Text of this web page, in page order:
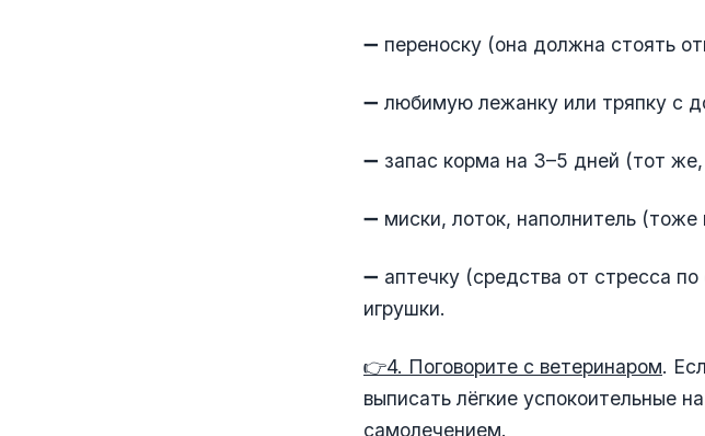
➖ переноску (она должна стоять
➖ любимую лежанку или тряпку с
➖ запас корма на 3–5 дней (тот
➖ миски, лоток, наполнитель
➖ аптечку (средства от стресса
игрушки.
👉4. Поговорите с ветеринаром.
выписать лёгкие успокоительные
самолечением.